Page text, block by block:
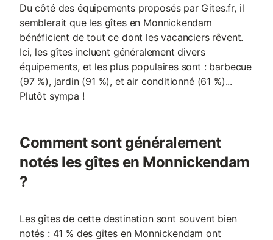
Du côté des équipements proposés par Gites.fr, il
semblerait que les gîtes en Monnickendam
bénéficient de tout ce dont les vacanciers rêvent.
Ici, les gîtes incluent généralement divers
équipements, et les plus populaires sont : barbecue
(97 %), jardin (91 %), et air conditionné (61 %)...
Plutôt sympa !
Comment sont généralement
notés les gîtes en Monnickendam
?
Les gîtes de cette destination sont souvent bien
notés : 41 % des gîtes en Monnickendam ont